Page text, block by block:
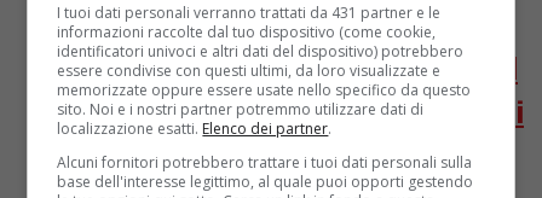
Sandra Milo avrà il David alla Carriera
alla prossima edizione dei Premi David
di Donatello. Il direttore artistico: “Chi
se non lei poteva meritarlo?”
I tuoi dati personali verranno trattati da 431 partner e le
informazioni raccolte dal tuo dispositivo (come cookie,
identificatori univoci e altri dati del dispositivo) potrebbero
essere condivise con questi ultimi, da loro visualizzate e
memorizzate oppure essere usate nello specifico da questo
sito. Noi e i nostri partner potremmo utilizzare dati di
localizzazione esatti. Elenco dei partner.
Alcuni fornitori potrebbero trattare i tuoi dati personali sulla
base dell'interesse legittimo, al quale puoi opporti gestendo